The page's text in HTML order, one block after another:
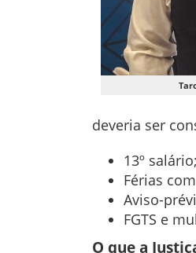
deveria ser
13º salário;
Férias
Aviso-
FGTS e
O que a